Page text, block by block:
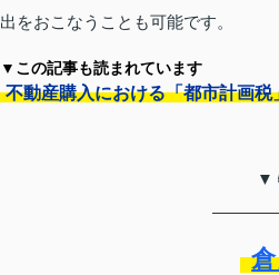
出をおこなうことも可能です。
▼この記事も読まれています
不動産購入における「都市計画
▼